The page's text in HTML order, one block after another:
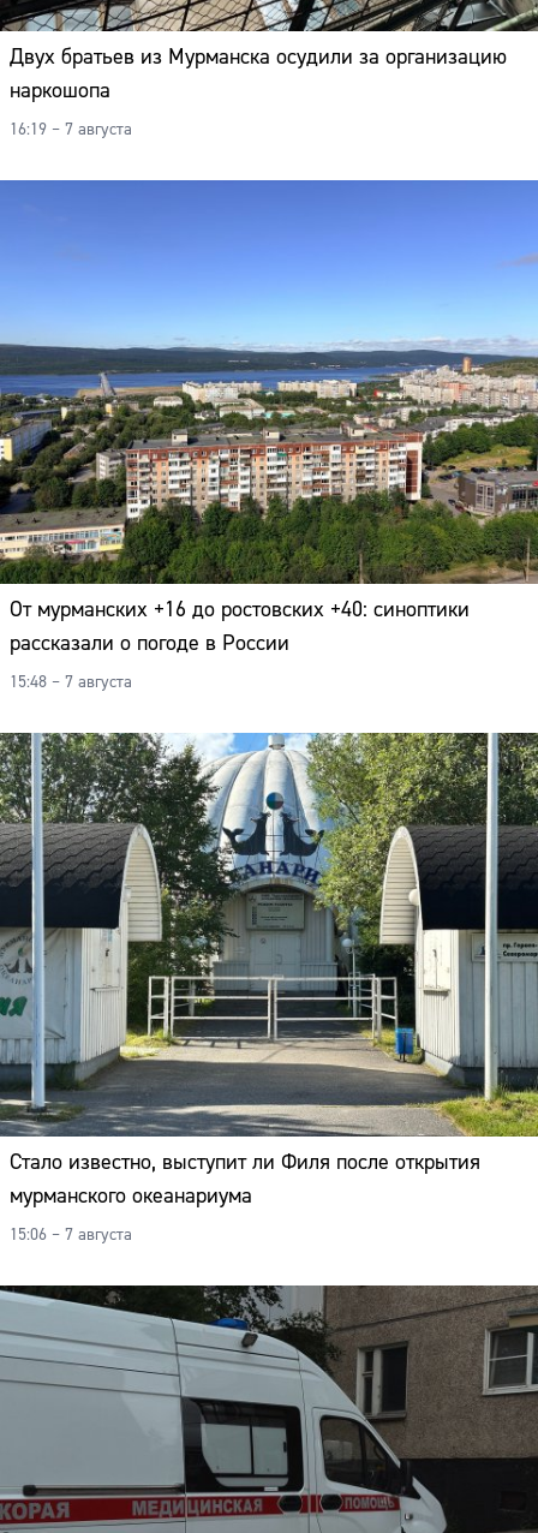
Двух братьев из Мурманска осудили за организацию
наркошопа
16:19 – 7 августа
От мурманских +16 до ростовских +40: синоптики
рассказали о погоде в России
15:48 – 7 августа
Стало известно, выступит ли Филя после открытия
мурманского океанариума
15:06 – 7 августа